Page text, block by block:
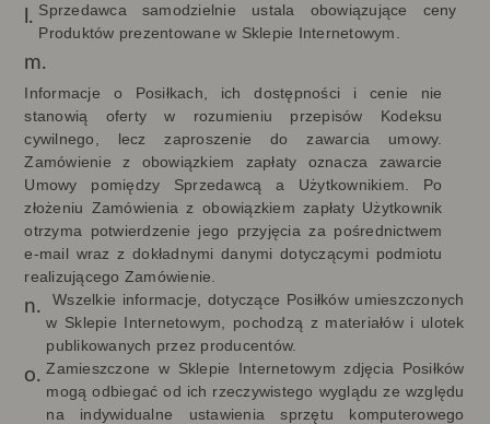
Sprzedawca samodzielnie ustala obowiązujące ceny
Produktów prezentowane w Sklepie Internetowym.
Informacje o Posiłkach, ich dostępności i cenie nie
stanowią oferty w rozumieniu przepisów Kodeksu
cywilnego, lecz zaproszenie do zawarcia umowy.
Zamówienie z obowiązkiem zapłaty oznacza zawarcie
Umowy pomiędzy Sprzedawcą a Użytkownikiem. Po
złożeniu Zamówienia z obowiązkiem zapłaty Użytkownik
otrzyma potwierdzenie jego przyjęcia za pośrednictwem
e-mail wraz z dokładnymi danymi dotyczącymi podmiotu
realizującego Zamówienie.
Wszelkie informacje, dotyczące Posiłków umieszczonych
w Sklepie Internetowym, pochodzą z materiałów i ulotek
publikowanych przez producentów.
Zamieszczone w Sklepie Internetowym zdjęcia Posiłków
mogą odbiegać od ich rzeczywistego wyglądu ze względu
na indywidualne ustawienia sprzętu komputerowego